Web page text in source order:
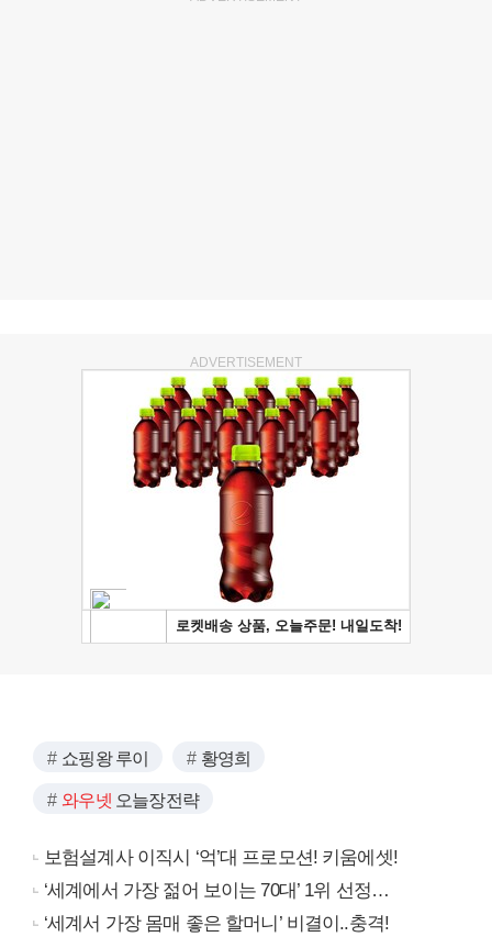
ADVERTISEMENT
쇼핑왕 루이 황영희
와우넷 오늘장전략
보험설계사 이직시 ‘억’대 프로모션! 키움에셋!
‘세계에서 가장 젊어 보이는 70대’ 1위 선정…
‘세계서 가장 몸매 좋은 할머니’ 비결이..충격!